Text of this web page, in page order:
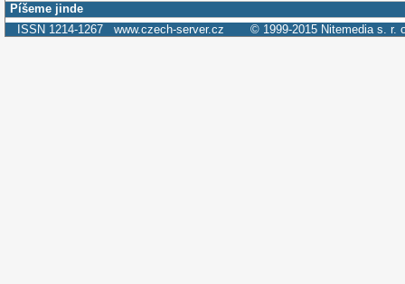
Píšeme jinde
ISSN 1214-1267 www.czech-server.cz © 1999-2015 Nitemedia s. r.